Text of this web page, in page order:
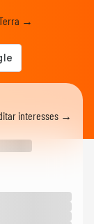
→
interesses →